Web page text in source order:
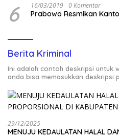
6 16/03/2019 0 Komentar
Prabowo Resmikan
Berita Kriminal
Ini adalah contoh deskripsi untuk
anda bisa memasukkan deskripsi
29/12/2025
MENUJU KEDAULATAN HALAL